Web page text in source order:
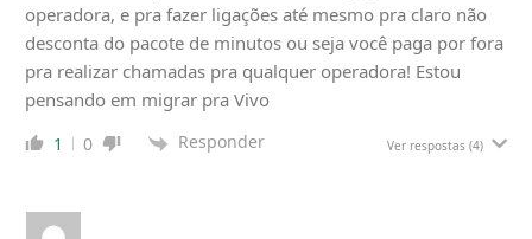
operadora, e pra fazer ligações até mesmo pra claro não
desconta do pacote de minutos ou seja você paga por fora
pra realizar chamadas pra qualquer operadora! Estou
pensando em migrar pra Vivo
1 0 Responder Ver respostas (4)